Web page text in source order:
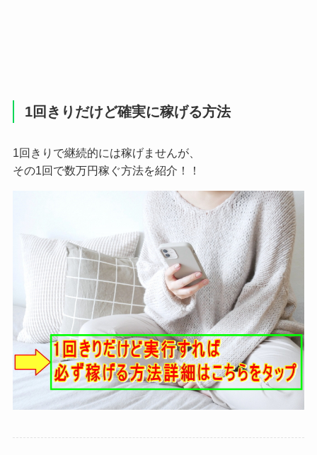
1回きりだけど確実に稼げる方法
1回きりで継続的には稼げませんが、
その1回で数万円稼ぐ方法を紹介！！